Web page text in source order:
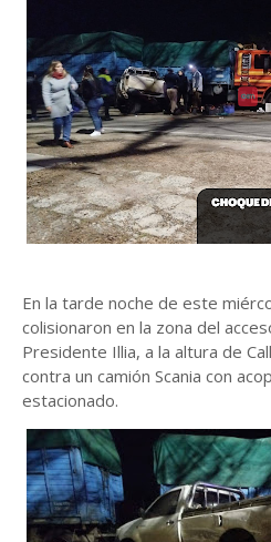
En la tarde noche de este
colisionaron en la zona del
Presidente Illia, a la altura de
contra un camión Scania con
estacionado.